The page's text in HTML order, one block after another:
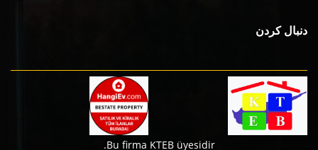
دنبال کردن
Bu firma KTEB üyesidir.